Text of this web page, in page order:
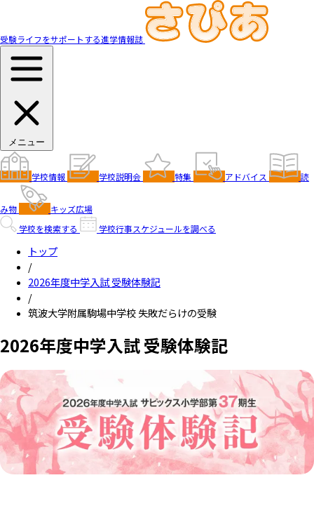
受験ライフをサポートする進学情報誌
メニュー
学校情報 学校説明会 特集 アドバイス 読
み物
キッズ広場
学校を検索する
学校行事スケジュールを調べる
トップ
/
2026年度中学入試 受験体験記
/
筑波大学附属駒場中学校 失敗だらけの受験
2026年度中学入試 受験体験記